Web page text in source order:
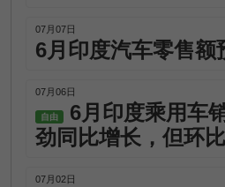
07月07日
6月印度汽车零售额
07月06日
自由
6月印度乘用车
劲同比增长，但环
07月02日